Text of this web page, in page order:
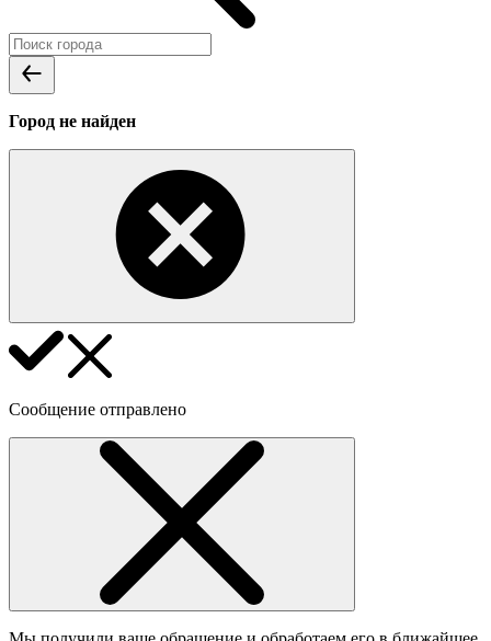
Город не найден
Сообщение отправлено